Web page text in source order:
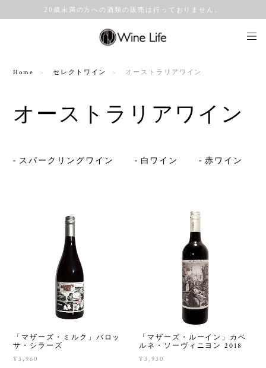
20歳未満の方への酒類の販売は行っておりません。
Home セレクトワイン オーストラリアワイン
オーストラリアワイン
スパークリングワイン 白ワイン 赤ワイン
「マザーズ・ミルク」バロッ
サ・シラーズ
¥3,960
「マザーズ・ルーイン」カベ
ルネ・ソーヴィニヨン 2018
¥3,930